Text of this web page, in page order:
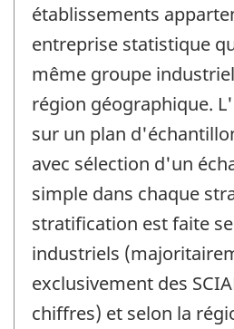
établissements
entreprise statistique
même groupe
région géographique.
sur un plan
avec sélection d'un
simple dans chaque
stratification est faite
industriels
exclusivement des
chiffres) et selon la